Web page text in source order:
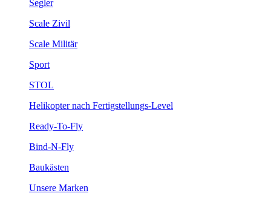
Segler
Scale Zivil
Scale Militär
Sport
STOL
Helikopter nach Fertigstellungs-Level
Ready-To-Fly
Bind-N-Fly
Baukästen
Unsere Marken